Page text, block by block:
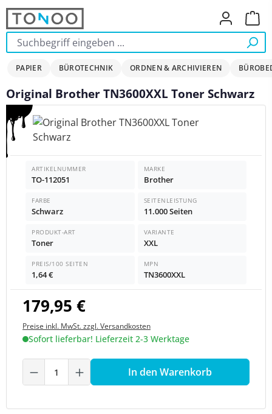
Zum Hauptinhalt springen
PAPIER BÜROTECHNIK ORDNEN & ARCHIVIEREN
Original Brother TN3600XXL Toner Schwarz
Bildergalerie überspringen
ARTIKELNUMMER
TO-112051
MARKE
Brother
FARBE
Schwarz
SEITENLEISTUNG
11.000 Seiten
PRODUKT-ART
Toner
VARIANTE
XXL
PREIS/100 SEITEN
1,64 €
MPN
TN3600XXL
179,95 €
Preise inkl. MwSt. zzgl. Versandkosten
Sofort lieferbar! Lieferzeit 2-3 Werktage
Produkt Anzahl: Gib den
In den Warenkorb